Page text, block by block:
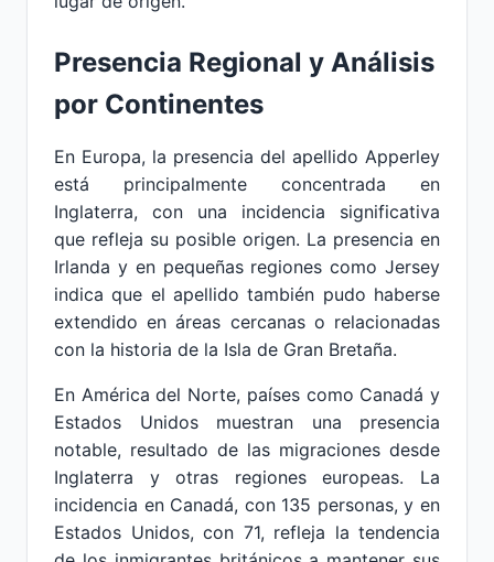
Presencia Regional y Análisis
por Continentes
En Europa, la presencia del apellido Apperley
está principalmente concentrada en
Inglaterra, con una incidencia significativa
que refleja su posible origen. La presencia en
Irlanda y en pequeñas regiones como Jersey
indica que el apellido también pudo haberse
extendido en áreas cercanas o relacionadas
con la historia de la Isla de Gran Bretaña.
En América del Norte, países como Canadá y
Estados Unidos muestran una presencia
notable, resultado de las migraciones desde
Inglaterra y otras regiones europeas. La
incidencia en Canadá, con 135 personas, y en
Estados Unidos, con 71, refleja la tendencia